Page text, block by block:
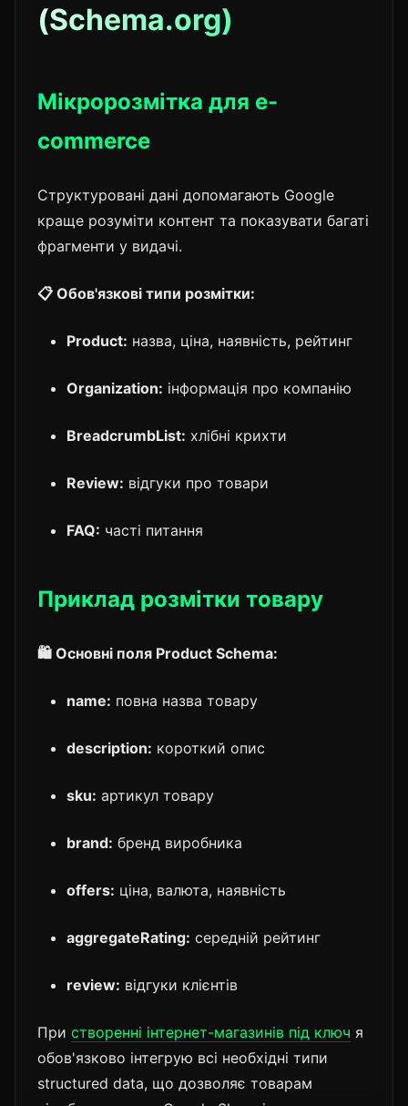
(Schema.org)
Мікророзмітка для e-
commerce
Структуровані дані допомагають Google
краще розуміти контент та показувати багаті
фрагменти у видачі.
📋 Обов'язкові типи розмітки:
Product: назва, ціна, наявність, рейтинг
Organization: інформація про компанію
BreadcrumbList: хлібні крихти
Review: відгуки про товари
FAQ: часті питання
Приклад розмітки товару
🛍️ Основні поля Product Schema:
name: повна назва товару
description: короткий опис
sku: артикул товару
brand: бренд виробника
offers: ціна, валюта, наявність
aggregateRating: середній рейтинг
review: відгуки клієнтів
При створенні інтернет-магазинів під ключ я
обов'язково інтегрую всі необхідні типи
structured data, що дозволяє товарам